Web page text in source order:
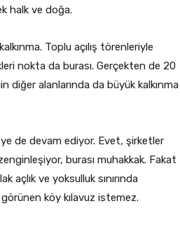
halk ve doğa.
Toplu açılış törenleriyle
nokta da burası. Gerçekten de 20
diğer alanlarında da büyük kalkınma
de devam ediyor. Evet, şirketler
burası muhakkak. Fakat
ve yoksulluk sınırında
köy kılavuz istemez.